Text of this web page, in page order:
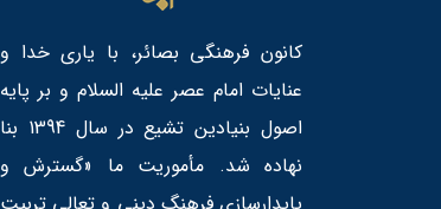
کانون فرهنگی بصائر، با یاری خدا و
عنایات امام عصر علیه السلام و بر پایه
اصول بنیادین تشیع در سال 1394 بنا
نهاده شد. مأموریت ما «گسترش و